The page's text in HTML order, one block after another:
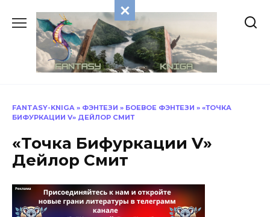
содержанию
FANTASY-KNIGA » ФЭНТЕЗИ » БОЕВОЕ ФЭНТЕЗИ » «ТОЧКА
БИФУРКАЦИИ V» ДЕЙЛОР СМИТ
«Точка Бифуркации V»
Дейлор Смит